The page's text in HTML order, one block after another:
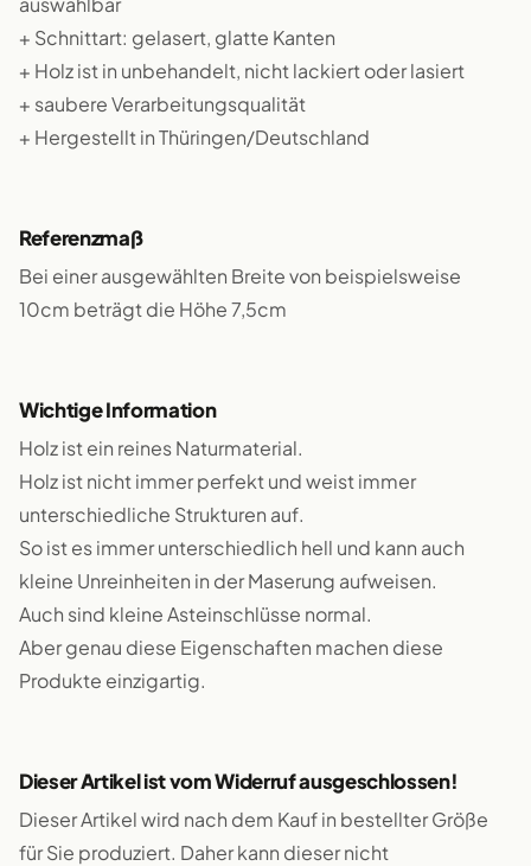
+ Schnittart: gelasert, glatte Kanten
+ Holz ist in unbehandelt, nicht lackiert oder lasiert
+ saubere Verarbeitungsqualität
+ Hergestellt in Thüringen/Deutschland
Referenzmaß
Bei einer ausgewählten Breite von beispielsweise
10cm beträgt die Höhe 7,5cm
Wichtige Information
Holz ist ein reines Naturmaterial.
Holz ist nicht immer perfekt und weist immer
unterschiedliche Strukturen auf.
So ist es immer unterschiedlich hell und kann auch
kleine Unreinheiten in der Maserung aufweisen.
Auch sind kleine Asteinschlüsse normal.
Aber genau diese Eigenschaften machen diese
Produkte einzigartig.
Dieser Artikel ist vom Widerruf ausgeschlossen!
Dieser Artikel wird nach dem Kauf in bestellter Größe
für Sie produziert. Daher kann dieser nicht